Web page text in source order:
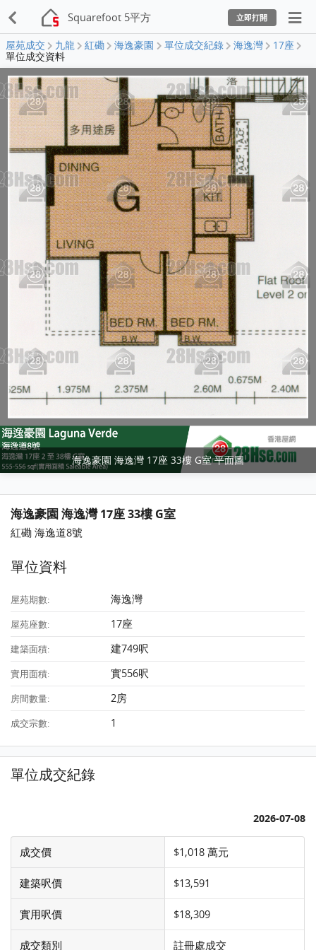
Squarefoot 5平方 立即打開
屋苑成交 九龍 紅磡 海逸豪園 單位成交紀錄 海逸灣
17座
單位成交資料
海逸豪園 海逸灣 17座 33樓 G室 平面圖
海逸豪園 海逸灣 17座 33樓 G室
紅磡 海逸道8號
單位資料
屋苑期數: 海逸灣
屋苑座數: 17座
建築面積: 建749呎
實用面積: 實556呎
房間數量: 2房
成交宗數: 1
單位成交紀錄
2026-07-08
成交價 $1,018 萬元
建築呎價 $13,591
實用呎價 $18,309
成交類別 註冊處成交